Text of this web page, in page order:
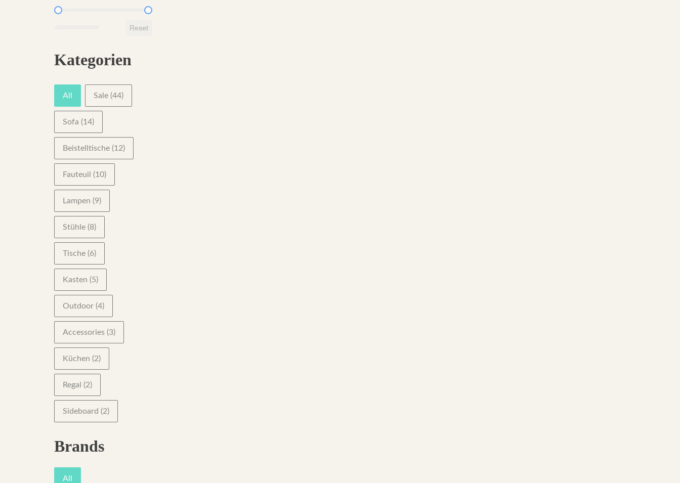
Slider
Reset
Kategorien
Produktkategorien
All Sale(44)
Sofa(14)
Beistelltische(12)
Fauteuil(10)
Lampen(9)
Stühle(8)
Tische(6)
Kasten(5)
Outdoor(4)
Accessories(3)
Küchen(2)
Regal(2)
Sideboard(2)
Brands
Brands
All